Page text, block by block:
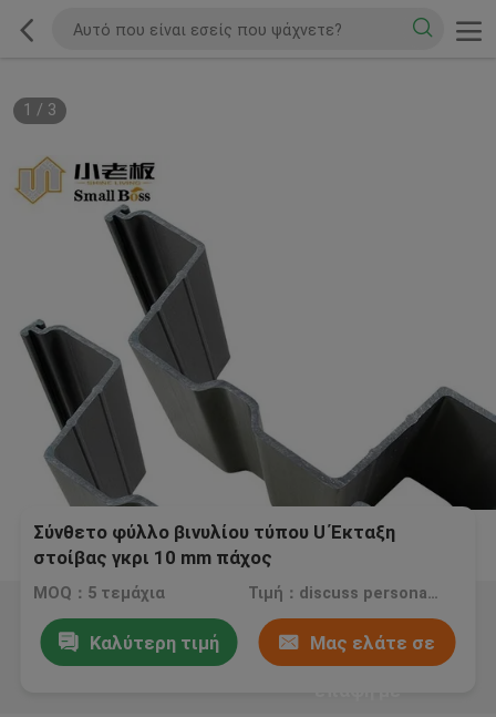
1 / 3
Σύνθετο φύλλο βινυλίου τύπου U Έκταξη
στοίβας γκρι 10 mm πάχος
MOQ：5 τεμάχια Τιμή：discuss personally
Καλύτερη τιμή Μας ελάτε σε